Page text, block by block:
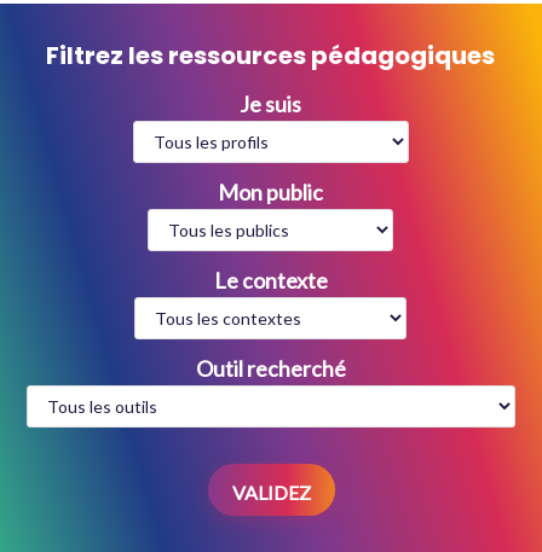
Filtrez les ressources pédagogiques
Je suis
Mon public
Le contexte
Outil recherché
VALIDEZ